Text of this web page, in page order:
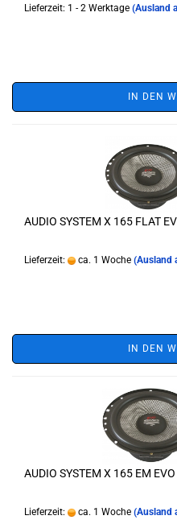
Lieferzeit: 1 - 2 Werktage (Ausland
IN DEN
AUDIO SYSTEM X 165 FLAT
Lieferzeit: ca. 1 Woche (Ausland
IN DEN
AUDIO SYSTEM X 165 EM EVO
Lieferzeit: ca. 1 Woche (Ausland